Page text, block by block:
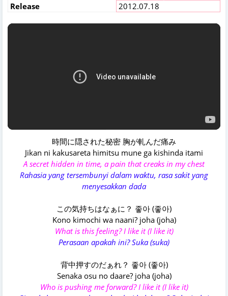
Release
2012.07.18
時間に隠された秘密 胸が軋んだ痛み
Jikan ni kakusareta himitsu mune ga kishinda itami
A secret hidden in time, a pain that creaks in my chest
Rahasia yang tersembunyi dalam waktu, rasa sakit yang
menyesakkan dada
この気持ちはなぁに？ 좋아 (좋아)
Kono kimochi wa naani? joha (joha)
What is this feeling? I like it (I like it)
Perasaan apakah ini? Suka (suka)
背中押すのだぁれ？ 좋아 (좋아)
Senaka osu no daare? joha (joha)
Who is pushing me forward? I like it (I like it)